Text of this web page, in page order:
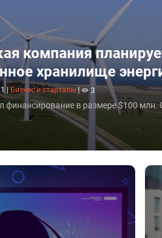
компания
хранилище
Бизнес и стартапы | 3
финансирование в размере $100